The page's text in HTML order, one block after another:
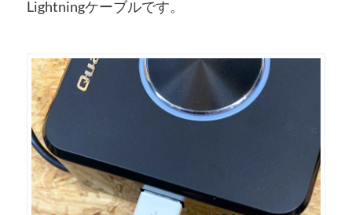
Lightningケーブルです。